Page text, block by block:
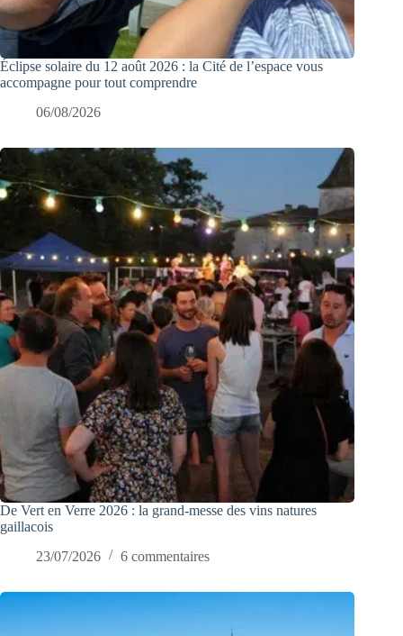
Éclipse solaire du 12 août 2026 : la Cité de l’espace vous
accompagne pour tout comprendre
06/08/2026
De Vert en Verre 2026 : la grand-messe des vins natures
gaillacois
23/07/2026
6 commentaires